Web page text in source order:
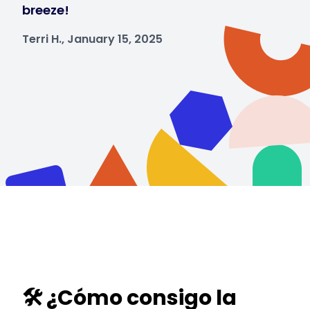
breeze!
Terri H., January 15, 2025
🛠️ ¿Cómo consigo la